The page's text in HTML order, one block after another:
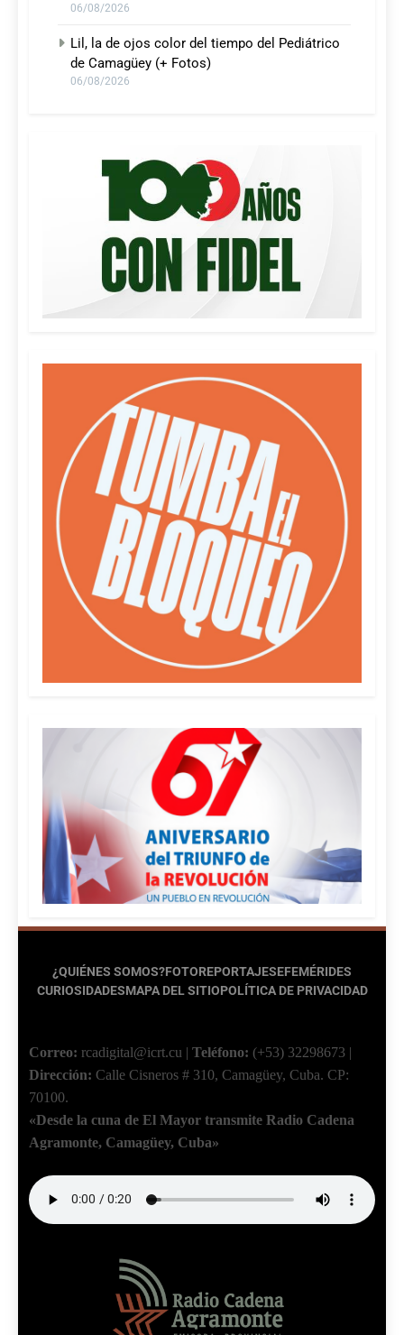
06/08/2026
Lil, la de ojos color del tiempo del Pediátrico
de Camagüey (+ Fotos)
06/08/2026
¿QUIÉNES SOMOS?FOTOREPORTAJESEFEMÉRIDES
CURIOSIDADESMAPA DEL SITIOPOLÍTICA DE PRIVACIDAD
Correo: rcadigital@icrt.cu | Teléfono: (+53) 32298673 |
Dirección: Calle Cisneros # 310, Camagüey, Cuba. CP:
70100.
«Desde la cuna de El Mayor transmite Radio Cadena
Agramonte, Camagüey, Cuba»